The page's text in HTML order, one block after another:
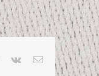
Pinterest
Vk Email